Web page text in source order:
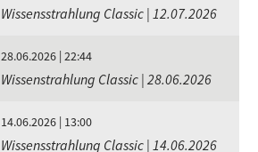
Wissensstrahlung Classic | 12.07.2026
28.06.2026 | 22:44
Wissenstrahlung Classic | 28.06.2026
14.06.2026 | 13:00
Wissensstrahlung Classic | 14.06.2026